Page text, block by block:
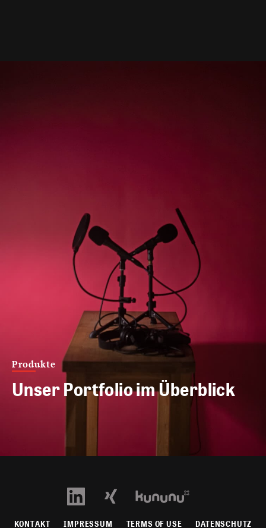
Produkte
Unser Portfolio im Überblick
KONTAKT IMPRESSUM TERMS OF USE DATENSCHUTZ